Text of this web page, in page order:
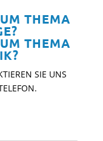
THEMA
THEMA
SIE UNS